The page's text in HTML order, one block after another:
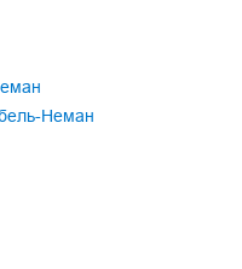
Неман